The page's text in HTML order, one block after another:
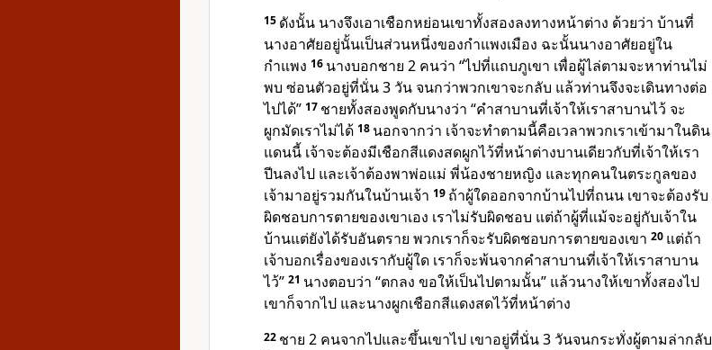
15 ดังนั้น นางจึงเอาเชือกหย่อนเขาทั้งสองลงทางหน้าต่าง ด้วยว่า บ้านที่
นางอาศัยอยู่นั้นเป็นส่วนหนึ่งของกำแพงเมือง ฉะนั้นนางอาศัยอยู่ใน
กำแพง 16 นางบอกชาย 2 คนว่า “ไปที่แถบภูเขา เพื่อผู้ไล่ตามจะหาท่านไม่
พบ ซ่อนตัวอยู่ที่นั่น 3 วัน จนกว่าพวกเขาจะกลับ แล้วท่านจึงจะเดินทางต่อ
ไปได้” 17 ชายทั้งสองพูดกับนางว่า “คำสาบานที่เจ้าให้เราสาบานไว้ จะ
ผูกมัดเราไม่ได้ 18 นอกจากว่า เจ้าจะทำตามนี้คือเวลาพวกเราเข้ามาในดิน
แดนนี้ เจ้าจะต้องมีเชือกสีแดงสดผูกไว้ที่หน้าต่างบานเดียวกับที่เจ้าให้เรา
ปีนลงไป และเจ้าต้องพาพ่อแม่ พี่น้องชายหญิง และทุกคนในตระกูลของ
เจ้ามาอยู่รวมกันในบ้านเจ้า 19 ถ้าผู้ใดออกจากบ้านไปที่ถนน เขาจะต้องรับ
ผิดชอบการตายของเขาเอง เราไม่รับผิดชอบ แต่ถ้าผู้ที่แม้จะอยู่กับเจ้าใน
บ้านแต่ยังได้รับอันตราย พวกเราก็จะรับผิดชอบการตายของเขา 20 แต่ถ้า
เจ้าบอกเรื่องของเรากับผู้ใด เราก็จะพ้นจากคำสาบานที่เจ้าให้เราสาบาน
ไว้” 21 นางตอบว่า “ตกลง ขอให้เป็นไปตามนั้น” แล้วนางให้เขาทั้งสองไป
เขาก็จากไป และนางผูกเชือกสีแดงสดไว้ที่หน้าต่าง
22 ชาย 2 คนจากไปและขึ้นเขาไป เขาอยู่ที่นั่น 3 วันจนกระทั่งผู้ตามล่ากลับ